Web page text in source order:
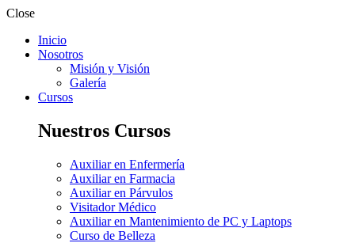
Close
Inicio
Nosotros
Misión y Visión
Galería
Cursos
Nuestros Cursos
Auxiliar en Enfermería
Auxiliar en Farmacia
Auxiliar en Párvulos
Visitador Médico
Auxiliar en Mantenimiento de PC y Laptops
Curso de Belleza